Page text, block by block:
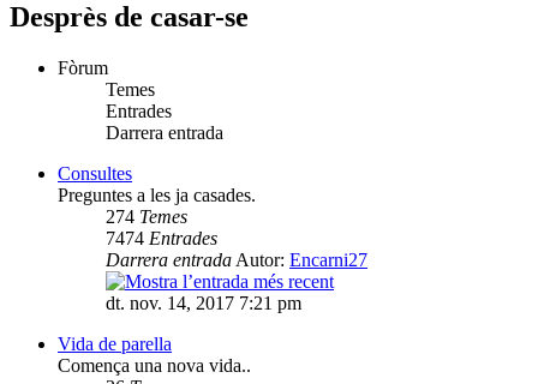
Desprès de casar-se
Fòrum
Temes
Entrades
Darrera entrada
Consultes
Preguntes a les ja casades.
274 Temes
7474 Entrades
Darrera entrada Autor: Encarni27
dt. nov. 14, 2017 7:21 pm
Vida de parella
Comença una nova vida..